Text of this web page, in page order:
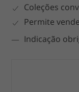
Coleções
Permite
Indicação